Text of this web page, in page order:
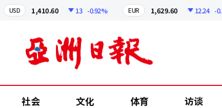
USD 1,410.60 13 -0.92% EUR 1,629.60 12.24 -0.75%
社会 文化 体育 访谈